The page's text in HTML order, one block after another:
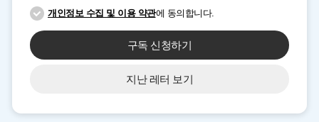
개인정보 수집 및 이용 약관에 동의합니다.
구독 신청하기
지난 레터 보기